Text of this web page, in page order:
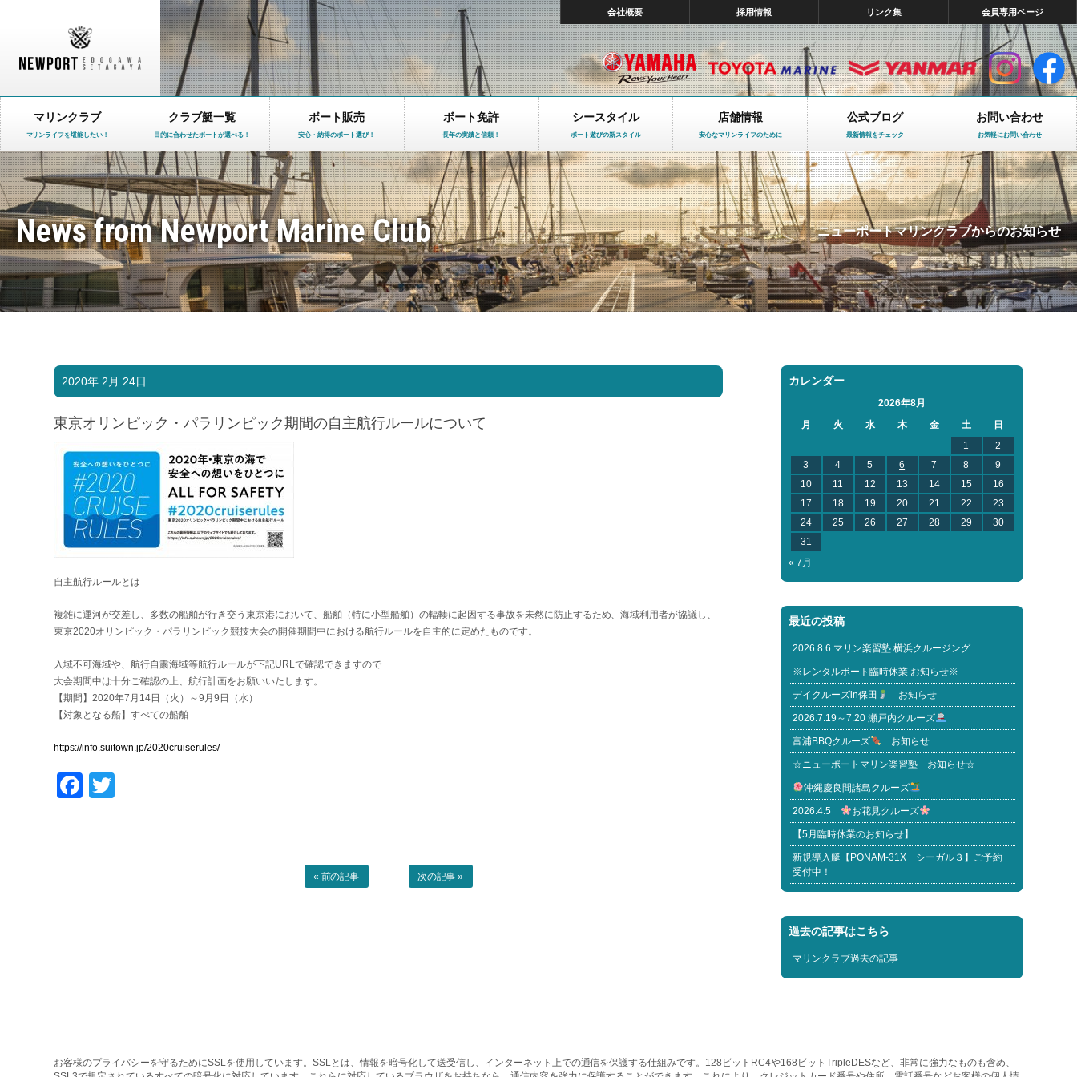
会社概要 採用情報 リンク集 会員専用ページ
マリンクラブ
マリンライフを堪能したい！
クラブ艇一覧
目的に合わせたボートが選べる！
ボート販売
安心・納得のボート選び！
ボート免許
長年の実績と信頼！
シースタイル
ボート遊びの新スタイル
店舗情報
安心なマリンライフのために
公式ブログ
最新情報をチェック
お問い合わせ
お気軽にお問い合わせ
News from Newport Marine Club ニューポートマリンクラブからのお知らせ
2020年 2月 24日
東京オリンピック・パラリンピック期間の自主航行ルールについて
自主航行ルールとは
複雑に運河が交差し、多数の船舶が行き交う東京港において、船舶（特に小型船舶）の輻輳に起因する事故を未然に防止するため、海域利用者が協議し、
東京2020オリンピック・パラリンピック競技大会の開催期間中における航行ルールを自主的に定めたものです。
入域不可海域や、航行自粛海域等航行ルールが下記URLで確認できますので
大会期間中は十分ご確認の上、航行計画をお願いいたします。
【期間】2020年7月14日（火）～9月9日（水）
【対象となる船】すべての船舶
https://info.suitown.jp/2020cruiserules/
Facebook
« 前の記事 次の記事 »
カレンダー
2026年8月
月
火 水 木 金 土
日
1
2
3
4 5 6 7 8
9
10
11 12 13 14 15
16
17
18 19 20 21 22
23
24
25 26 27 28 29
30
31
« 7月
最近の投稿
2026.8.6 マリン楽習塾 横浜クルージング
※レンタルボート臨時休業 お知らせ※
デイクルーズin保田 お知らせ
2026.7.19～7.20 瀬戸内クルーズ
富浦BBQクルーズ お知らせ
☆ニューポートマリン楽習塾 お知らせ☆
沖縄慶良間諸島クルーズ
2026.4.5 お花見クルーズ
【5月臨時休業のお知らせ】
新規導入艇【PONAM-31X シーガル３】ご予約
受付中！
過去の記事はこちら
マリンクラブ過去の記事
お客様のプライバシーを守るためにSSLを使用しています。SSLとは、情報を暗号化して送受信し、インターネット上での通信を保護する仕組みです。128ビットRC4や168ビットTripleDESなど、非常に強力なものも含め、